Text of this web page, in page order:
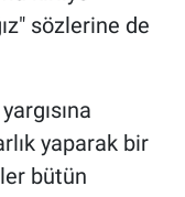
sözlerine de
yaparak bir
bütün